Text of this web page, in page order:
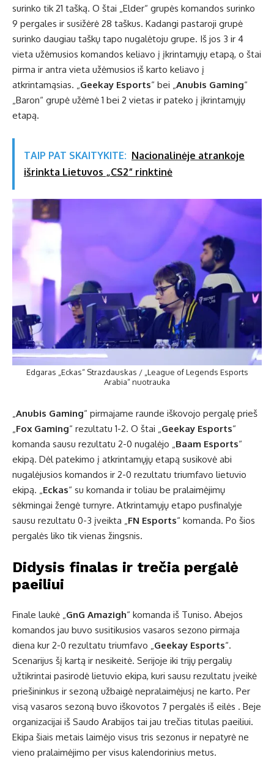
surinko tik 21 tašką. O štai „Elder“ grupės komandos surinko
9 pergales ir susižėrė 28 taškus. Kadangi pastaroji grupė
surinko daugiau taškų tapo nugalėtoju grupe. Iš jos 3 ir 4
vieta užėmusios komandos keliavo į įkrintamųjų etapą, o štai
pirma ir antra vieta užėmusios iš karto keliavo į
atkrintamąsias. „Geekay Esports“ bei „Anubis Gaming“
„Baron“ grupė užėmė 1 bei 2 vietas ir pateko į įkrintamųjų
etapą.
TAIP PAT SKAITYKITE: Nacionalinėje atrankoje
išrinkta Lietuvos „CS2“ rinktinė
Edgaras „Eckas“ Strazdauskas / „League of Legends Esports
Arabia“ nuotrauka
„Anubis Gaming“ pirmajame raunde iškovojo pergalę prieš
„Fox Gaming“ rezultatu 1-2. O štai „Geekay Esports“
komanda sausu rezultatu 2-0 nugalėjo „Baam Esports“
ekipą. Dėl patekimo į atkrintamųjų etapą susikovė abi
nugalėjusios komandos ir 2-0 rezultatu triumfavo lietuvio
ekipą. „Eckas“ su komanda ir toliau be pralaimėjimų
sėkmingai žengė turnyre. Atkrintamųjų etapo pusfinalyje
sausu rezultatu 0-3 įveikta „FN Esports“ komanda. Po šios
pergalės liko tik vienas žingsnis.
Didysis finalas ir trečia pergalė
paeiliui
Finale laukė „GnG Amazigh“ komanda iš Tuniso. Abejos
komandos jau buvo susitikusios vasaros sezono pirmaja
diena kur 2-0 rezultatu triumfavo „Geekay Esports“.
Scenarijus šį kartą ir nesikeitė. Serijoje iki trijų pergalių
užtikrintai pasirodė lietuvio ekipa, kuri sausu rezultatu įveikė
priešininkus ir sezoną užbaigė nepralaimėjusį ne karto. Per
visą vasaros sezoną buvo iškovotos 7 pergalės iš eilės . Beje
organizacijai iš Saudo Arabijos tai jau trečias titulas paeiliui.
Ekipa šiais metais laimėjo visus tris sezonus ir nepatyrė ne
vieno pralaimėjimo per visus kalendorinius metus.